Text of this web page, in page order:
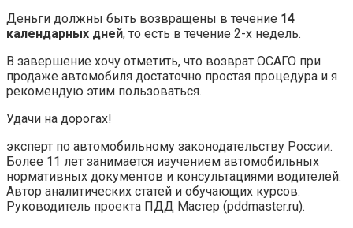
Деньги должны быть возвращены в течение 14
календарных дней, то есть в течение 2-х недель.
В завершение хочу отметить, что возврат ОСАГО при
продаже автомобиля достаточно простая процедура и я
рекомендую этим пользоваться.
Удачи на дорогах!
эксперт по автомобильному законодательству России.
Более 11 лет занимается изучением автомобильных
нормативных документов и консультациями водителей.
Автор аналитических статей и обучающих курсов.
Руководитель проекта ПДД Мастер (pddmaster.ru).